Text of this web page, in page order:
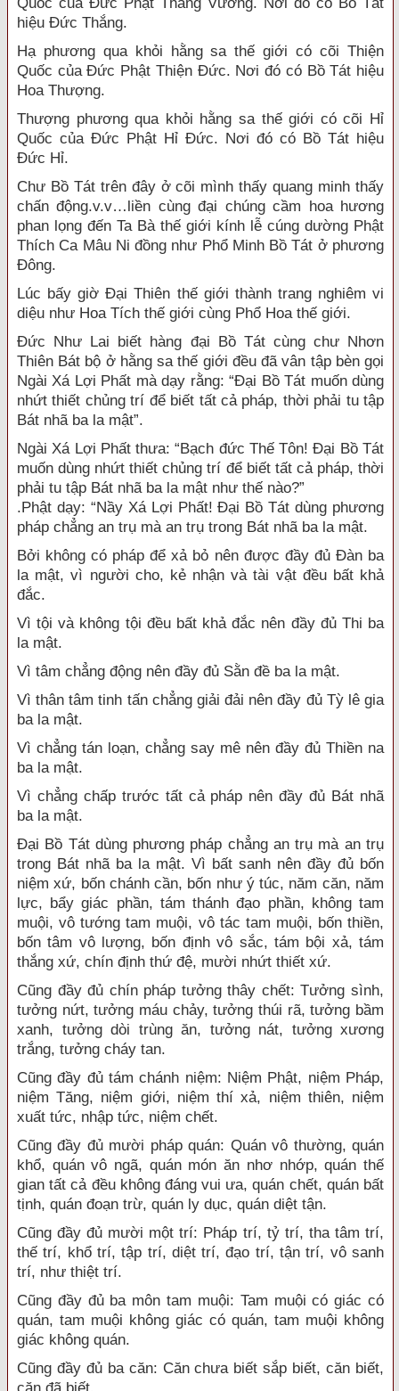
hiệu Đức Thắng.
Hạ phương qua khỏi hằng sa thế giới có cõi Thiện
Quốc của Đức Phật Thiện Đức. Nơi đó có Bồ Tát hiệu
Hoa Thượng.
Thượng phương qua khỏi hằng sa thế giới có cõi Hỉ
Quốc của Đức Phật Hỉ Đức. Nơi đó có Bồ Tát hiệu
Đức Hỉ.
Chư Bồ Tát trên đây ở cõi mình thấy quang minh thấy
chấn động.v.v…liền cùng đại chúng cầm hoa hương
phan lọng đến Ta Bà thế giới kính lễ cúng dường Phật
Thích Ca Mâu Ni đồng như Phổ Minh Bồ Tát ở phương
Đông.
Lúc bấy giờ Đại Thiên thế giới thành trang nghiêm vi
diệu như Hoa Tích thế giới cùng Phổ Hoa thế giới.
Đức Như Lai biết hàng đại Bồ Tát cùng chư Nhơn
Thiên Bát bộ ở hằng sa thế giới đều đã vân tập bèn gọi
Ngài Xá Lợi Phất mà dạy rằng: “Đại Bồ Tát muốn dùng
nhứt thiết chủng trí để biết tất cả pháp, thời phải tu tập
Bát nhã ba la mật”.
Ngài Xá Lợi Phất thưa: “Bạch đức Thế Tôn! Đại Bồ Tát
muốn dùng nhứt thiết chủng trí để biết tất cả pháp, thời
phải tu tập Bát nhã ba la mật như thế nào?”
.Phật dạy: “Nầy Xá Lợi Phất! Đại Bồ Tát dùng phương
pháp chẳng an trụ mà an trụ trong Bát nhã ba la mật.
Bởi không có pháp để xả bỏ nên được đầy đủ Đàn ba
la mật, vì người cho, kẻ nhận và tài vật đều bất khả
đắc.
Vì tội và không tội đều bất khả đắc nên đầy đủ Thi ba
la mật.
Vì tâm chẳng động nên đầy đủ Sằn đề ba la mật.
Vì thân tâm tinh tấn chẳng giải đải nên đầy đủ Tỳ lê gia
ba la mật.
Vì chẳng tán loạn, chẳng say mê nên đầy đủ Thiền na
ba la mật.
Vì chẳng chấp trước tất cả pháp nên đầy đủ Bát nhã
ba la mật.
Đại Bồ Tát dùng phương pháp chẳng an trụ mà an trụ
trong Bát nhã ba la mật. Vì bất sanh nên đầy đủ bốn
niệm xứ, bốn chánh cần, bốn như ý túc, năm căn, năm
lực, bẩy giác phần, tám thánh đạo phần, không tam
muội, vô tướng tam muội, vô tác tam muội, bốn thiền,
bốn tâm vô lượng, bốn định vô sắc, tám bội xả, tám
thắng xứ, chín định thứ đệ, mười nhứt thiết xứ.
Cũng đầy đủ chín pháp tưởng thây chết: Tưởng sình,
tưởng nứt, tưởng máu chảy, tưởng thúi rã, tưởng bầm
xanh, tưởng dòi trùng ăn, tưởng nát, tưởng xương
trắng, tưởng cháy tan.
Cũng đầy đủ tám chánh niệm: Niệm Phật, niệm Pháp,
niệm Tăng, niệm giới, niệm thí xả, niệm thiên, niệm
xuất tức, nhập tức, niệm chết.
Cũng đầy đủ mười pháp quán: Quán vô thường, quán
khổ, quán vô ngã, quán món ăn nhơ nhớp, quán thế
gian tất cả đều không đáng vui ưa, quán chết, quán bất
tịnh, quán đoạn trừ, quán ly dục, quán diệt tận.
Cũng đầy đủ mười một trí: Pháp trí, tỷ trí, tha tâm trí,
thế trí, khổ trí, tập trí, diệt trí, đạo trí, tận trí, vô sanh
trí, như thiệt trí.
Cũng đầy đủ ba môn tam muội: Tam muội có giác có
quán, tam muội không giác có quán, tam muội không
giác không quán.
Cũng đầy đủ ba căn: Căn chưa biết sắp biết, căn biết,